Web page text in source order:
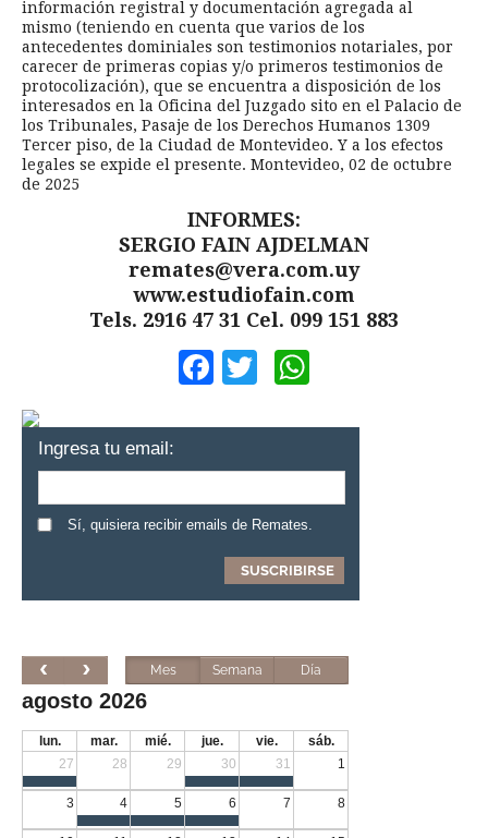
información registral y documentación agregada al
mismo (teniendo en cuenta que varios de los
antecedentes dominiales son testimonios notariales, por
carecer de primeras copias y/o primeros testimonios de
protocolización), que se encuentra a disposición de los
interesados en la Oficina del Juzgado sito en el Palacio de
los Tribunales, Pasaje de los Derechos Humanos 1309
Tercer piso, de la Ciudad de Montevideo. Y a los efectos
legales se expide el presente. Montevideo, 02 de octubre
de 2025
INFORMES:
SERGIO FAIN AJDELMAN
remates@vera.com.uy
www.estudiofain.com
Tels. 2916 47 31 Cel. 099 151 883
Facebook
Twitter
Ingresa tu email:
Sí, quisiera recibir emails de Remates.
Mes Semana Día
agosto 2026
lun. mar. mié. jue. vie.
sáb.
27
28 29 30 31 1
3 4 5 6 7 8